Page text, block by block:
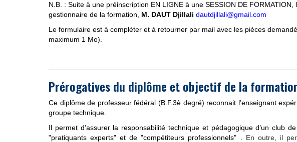
N.B. : Suite à une préinscription EN LIGNE à une SESSION DE FORMATION,
gestionnaire de la formation, M. DAUT Djillali dautdjillali@gmail.com
Le formulaire est à compléter et à retourner par mail avec les pièces
maximum 1 Mo).
Prérogatives du diplôme et objectif de la
Ce diplôme de professeur fédéral (B.F.3è degré) reconnait l’enseignant
groupe technique.
Il permet d’assurer la responsabilité technique et pédagogique d’un club
"pratiquants experts" et de "compétiteurs professionnels" . En outre, il